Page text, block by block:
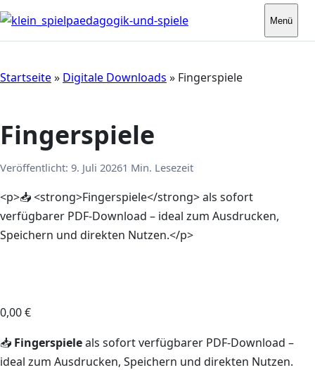
Menü
Startseite» Digitale Downloads » Fingerspiele
Fingerspiele
Veröffentlicht: 9. Juli 20261 Min. Lesezeit
<p>📥 <strong>Fingerspiele</strong> als sofort
verfügbarer PDF-Download – ideal zum Ausdrucken,
Speichern und direkten Nutzen.</p>
0,00€
📥 Fingerspieleals sofort verfügbarer PDF-Download –
ideal zum Ausdrucken, Speichern und direkten Nutzen.